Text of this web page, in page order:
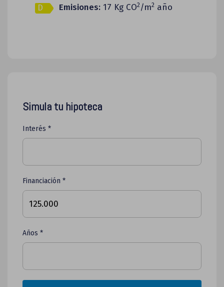
D Emisiones: 17 Kg CO2 /m2 año
Simula tu hipoteca
Interés *
Financiación *
Años *